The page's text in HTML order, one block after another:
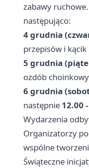
zabawy
następująco:
4 grudnia
przepisów i
5 grudnia
ozdób
6 grudnia
następnie 12.00
Wydarzenia
Organizatorzy
wspólne
Świąteczne